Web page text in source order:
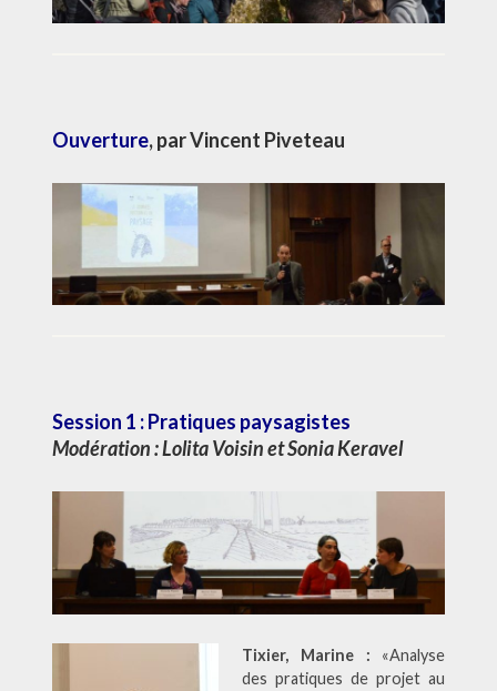
Ouverture, parVincent Piveteau
Session 1 : Pratiques paysagistes
Modération :Lolita VoisinetSonia Keravel
Tixier, Marine : «Analyse
des pratiques de projet au